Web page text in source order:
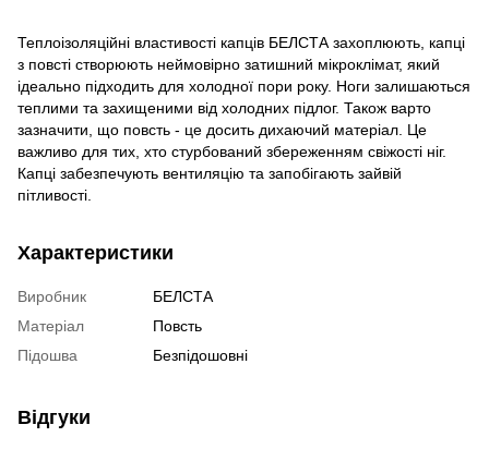
Теплоізоляційні властивості капців БЕЛСТА захоплюють, капці
з повсті створюють неймовірно затишний мікроклімат, який
ідеально підходить для холодної пори року. Ноги залишаються
теплими та захищеними від холодних підлог. Також варто
зазначити, що повсть - це досить дихаючий матеріал. Це
важливо для тих, хто стурбований збереженням свіжості ніг.
Капці забезпечують вентиляцію та запобігають зайвій
пітливості.
Характеристики
Виробник
БЕЛСТА
Матеріал
Повсть
Підошва
Безпідошовні
Відгуки